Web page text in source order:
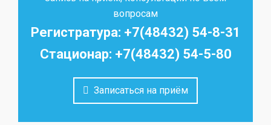
вопросам
Регистратура: +7(48432) 54-8-31
Стационар: +7(48432) 54-5-80
Записаться на приём